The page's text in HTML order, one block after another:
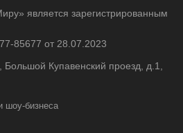
является зарегистрированным
85677 от 28.07.2023
Большой Купавенский проезд, д.1,
шоу-бизнеса